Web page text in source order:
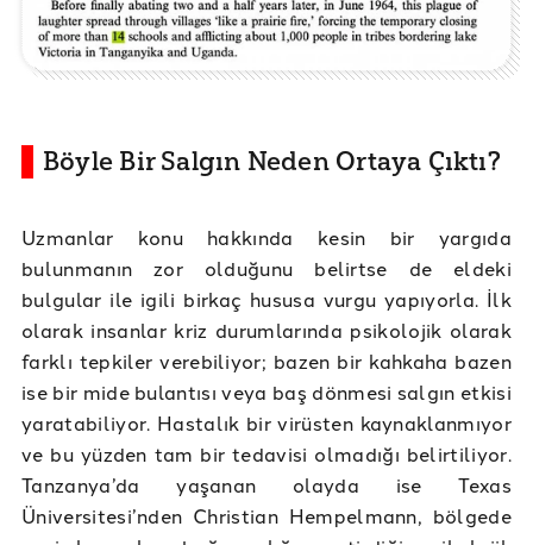
Böyle Bir Salgın Neden Ortaya Çıktı?
Uzmanlar konu hakkında kesin bir yargıda
bulunmanın zor olduğunu belirtse de eldeki
bulgular ile igili birkaç hususa vurgu yapıyorla. İlk
olarak insanlar kriz durumlarında psikolojik olarak
farklı tepkiler verebiliyor; bazen bir kahkaha bazen
ise bir mide bulantısı veya baş dönmesi salgın etkisi
yaratabiliyor. Hastalık bir virüsten kaynaklanmıyor
ve bu yüzden tam bir tedavisi olmadığı belirtiliyor.
Tanzanya’da yaşanan olayda ise Texas
Üniversitesi’nden Christian Hempelmann, bölgede